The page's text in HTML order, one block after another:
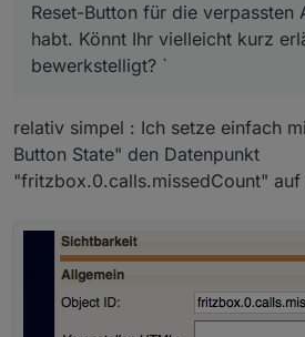
Reset-Button für die verpassten
habt. Könnt Ihr vielleicht kurz
bewerkstelligt? `
relativ simpel : Ich setze einfach
Button State" den Datenpunkt
"fritzbox.0.calls.missedCount" auf